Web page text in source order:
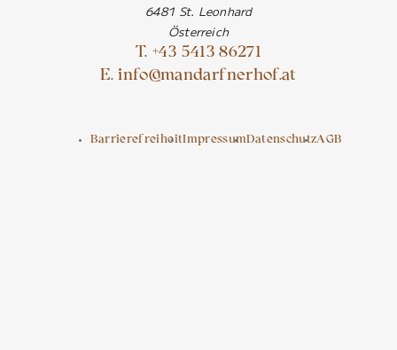
6481 St. Leonhard
Österreich
T. +43 5413 86271
E. info@mandarfnerhof.at
BarrierefreiheitImpressumDatenschutzAGB